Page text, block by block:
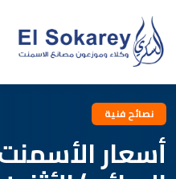
نصائح فنية
أسعار